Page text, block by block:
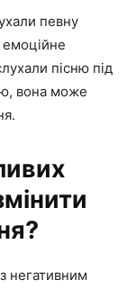
певну
емоційне
пісню під
вона може
негативним